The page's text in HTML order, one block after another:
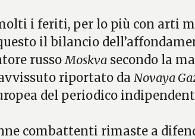
i feriti, per lo più con arti
il bilancio
russo Moskva secondo la
riportato da Novaya
del periodico
combattenti rimaste a